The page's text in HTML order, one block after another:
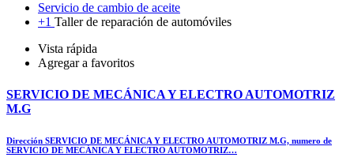
Servicio de cambio de aceite
+1 Taller de reparación de automóviles
Vista rápida
Agregar a favoritos
SERVICIO DE MECÁNICA Y ELECTRO AUTOMOTRIZ
M.G
Dirección SERVICIO DE MECÁNICA Y ELECTRO AUTOMOTRIZ M.G, numero de
SERVICIO DE MECÁNICA Y ELECTRO AUTOMOTRIZ…